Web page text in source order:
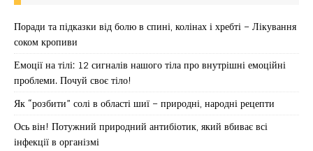
Поради та підказки від болю в спині, колінах і хребті – Лікування
соком кропиви
Емоції на тілі: 12 сигналів нашого тіла про внутрішні емоційні
проблеми. Почуй своє тіло!
Як “розбити” солі в області шиї – природні, народні рецепти
Ось він! Потужний природний антибіотик, який вбиває всі
інфекції в організмі